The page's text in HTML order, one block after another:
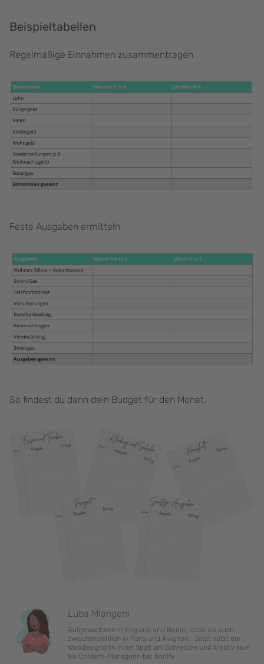
Beispieltabellen
Regelmäßige Einnahmen zusammentragen
Feste Ausgaben ermitteln
So findest du dann dein Budget für den Monat.
Luba Mlangeni
Aufgewachsen in England und Berlin, lebte sie auch
zwischenzeitlich in Paris und Avignon. Jetzt nutzt die
Webdesignerin ihren Spaß am Schreiben und kreativ sein
als Content-Managerin bei bonify.